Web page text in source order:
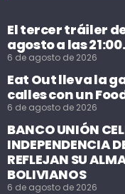
El tercer tráiler
agosto a las
6 de agosto de 2026
Eat Out lleva la
calles con un
6 de agosto de 2026
BANCO UNIÓN
INDEPENDENCIA
REFLEJAN SU
BOLIVIANOS
6 de agosto de 2026